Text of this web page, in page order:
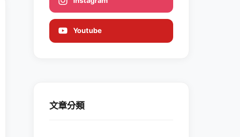
Youtube
文章分類